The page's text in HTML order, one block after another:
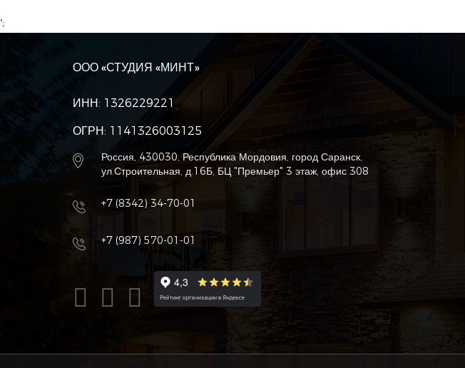
';
ООО «СТУДИЯ «МИНТ»
ИНН: 1326229221
ОГРН: 1141326003125
Россия, 430030, Республика Мордовия, город Саранск,
ул.Строительная, д.16Б, БЦ "Премьер" 3 этаж, офис 308
+7 (8342) 34-70-01
+7 (987) 570-01-01